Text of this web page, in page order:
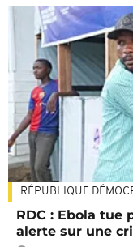
RÉPUBLIQUE
RDC : Ebola tue
alerte sur une